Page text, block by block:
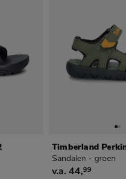
Timberland
Sandalen - groen
vanaf € 44,99
v.a. 44,99